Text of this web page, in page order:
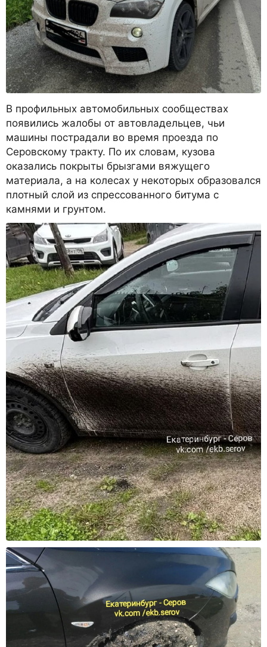
В профильных автомобильных сообществах
появились жалобы от автовладельцев, чьи
машины пострадали во время проезда по
Серовскому тракту. По их словам, кузова
оказались покрыты брызгами вяжущего
материала, а на колесах у некоторых образовался
плотный слой из спрессованного битума с
камнями и грунтом.